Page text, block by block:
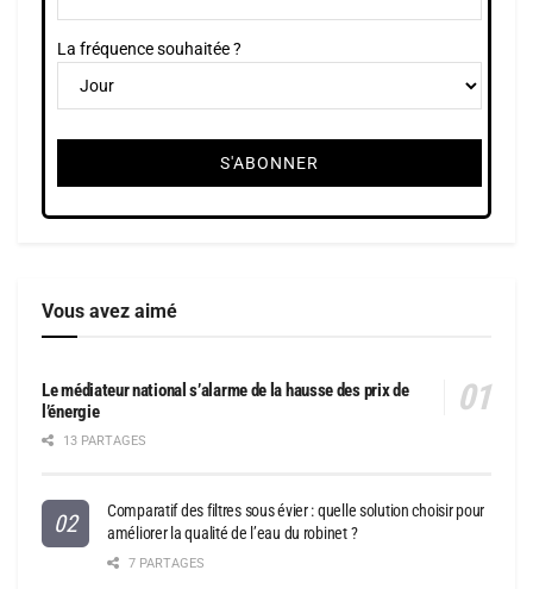
La fréquence souhaitée ?
Vous avez aimé
Le médiateur national s’alarme de la hausse des prix de
l’énergie
13 PARTAGES
Comparatif des filtres sous évier : quelle solution choisir pour
améliorer la qualité de l’eau du robinet ?
7 PARTAGES